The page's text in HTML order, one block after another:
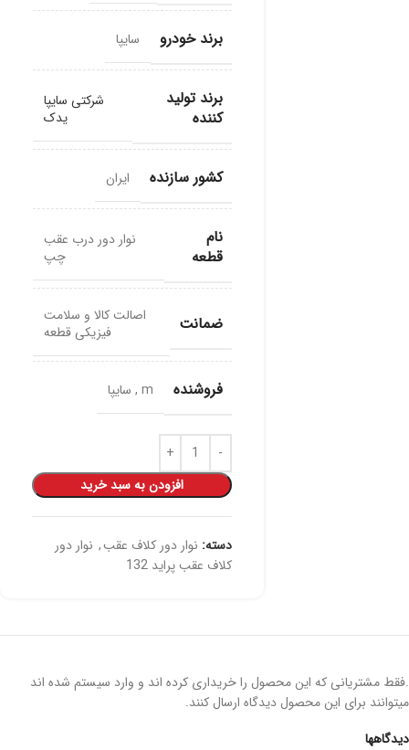
برند خودرو سایپا
برند تولید
کننده
شرکتی سایپا
یدک
کشور سازنده ایران
نام
قطعه
نوار دور درب عقب
چپ
ضمانت
اصالت کالا و سلامت
فیزیکی قطعه
فروشنده m
, سایپا
افزودن به سبد خرید
دسته: نوار دور کلاف عقب, نوار دور
کلاف عقب پراید 132
دیدگاهها
.فقط مشتریانی که این محصول را خریداری کرده اند و وارد سیستم شده اند
میتوانند برای این محصول دیدگاه ارسال کنند.